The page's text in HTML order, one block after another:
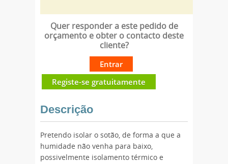
Quer responder a este pedido de
orçamento e obter o contacto deste
cliente?
Entrar
Registe-se gratuitamente
Descrição
Pretendo isolar o sotão, de forma a que a
humidade não venha para baixo,
possivelmente isolamento térmico e